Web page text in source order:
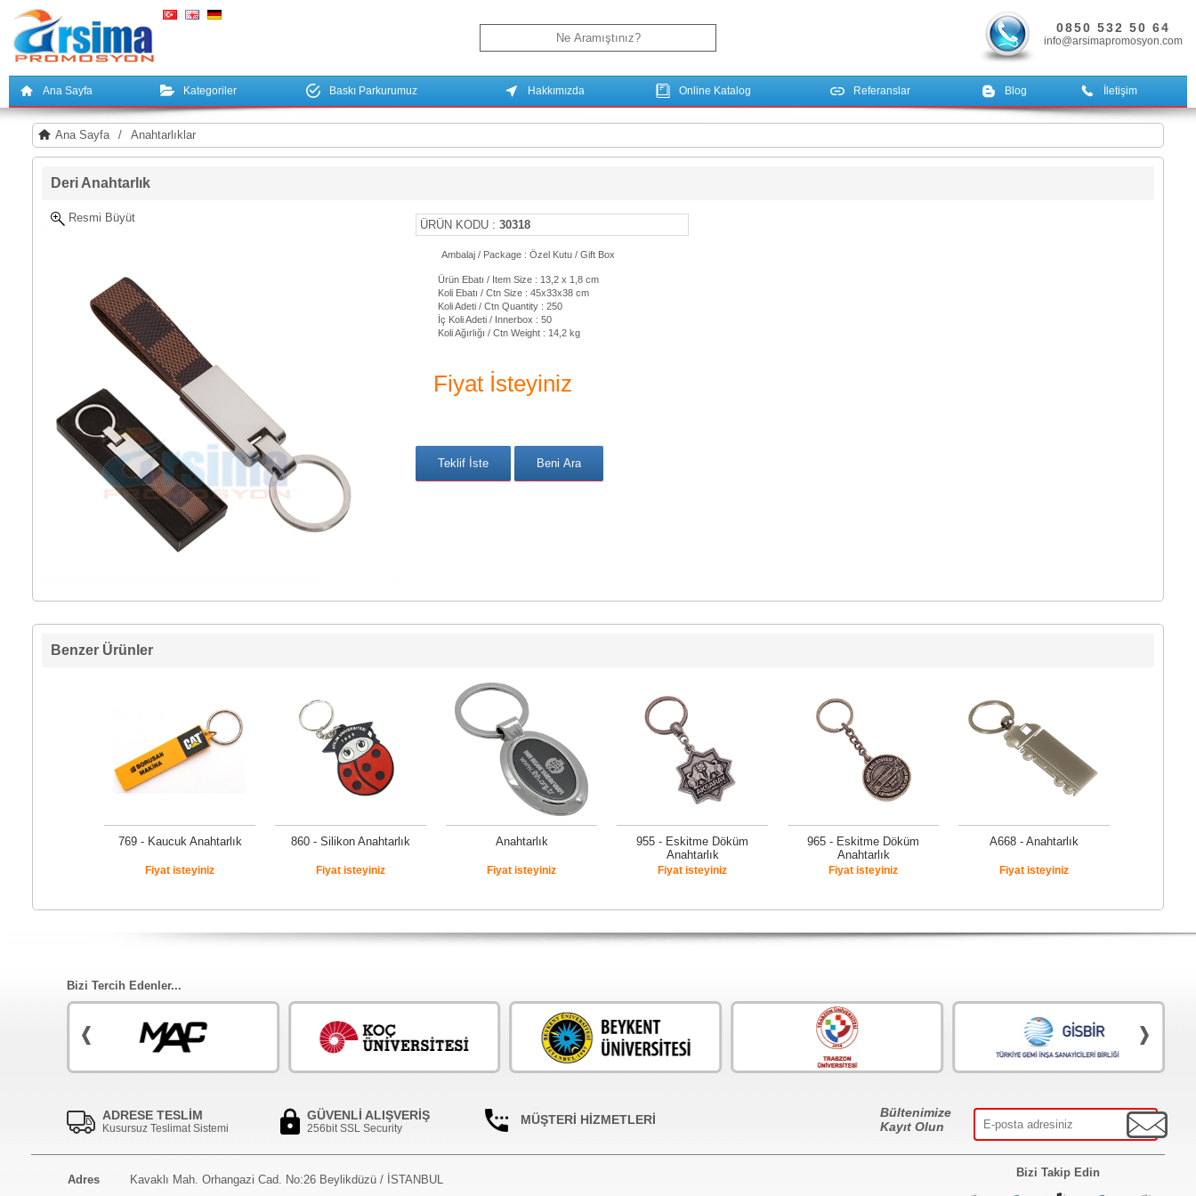
0850 532 50 64
info@arsimapromosyon.com
Ana Sayfa Kategoriler Baskı Parkurumuz Hakkımızda Online Katalog Referanslar Blog İletişim
Ana Sayfa / Anahtarlıklar
Deri Anahtarlık
Resmi Büyüt
ÜRÜN KODU : 30318
Ambalaj / Package : Özel Kutu / Gift Box
Ürün Ebatı / Item Size : 13,2 x 1,8 cm
Koli Ebatı / Ctn Size : 45x33x38 cm
Koli Adeti / Ctn Quantity : 250
İç Koli Adeti / Innerbox : 50
Koli Ağırlığı / Ctn Weight : 14,2 kg
Fiyat İsteyiniz
Benzer Ürünler
769 - Kaucuk Anahtarlık
Fiyat isteyiniz
860 - Silikon Anahtarlık
Fiyat isteyiniz
Anahtarlık
Fiyat isteyiniz
955 - Eskitme Döküm
Anahtarlık
Fiyat isteyiniz
965 - Eskitme Döküm
Anahtarlık
Fiyat isteyiniz
A668 - Anahtarlık
Fiyat isteyiniz
Bizi Tercih Edenler...
ADRESE TESLİM
Kusursuz Teslimat Sistemi
GÜVENLİ ALIŞVERİŞ
256bit SSL Security
MÜŞTERİ HİZMETLERİ
Bültenimize
Kayıt Olun
Bizi Takip Edin
Adres
Kavaklı Mah. Orhangazi Cad. No:26 Beylikdüzü / İSTANBUL